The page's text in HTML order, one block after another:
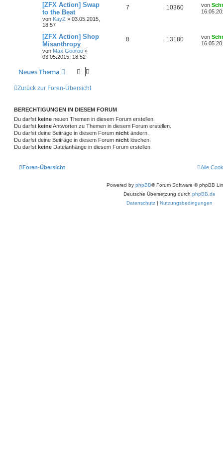
[ZFX Action] Swap
to the Beat
von KayZ » 03.05.2015,
18:57
7 10360 von
[ZFX Action] Shop
Misanthropy
von Max Gooroo »
03.05.2015, 18:52
8 13180 von
Neues Thema
Zurück zur Foren-Übersicht
BERECHTIGUNGEN IN DIESEM FORUM
Du darfst keine neuen Themen in diesem Forum erstellen.
Du darfst keineAntworten zu Themen in diesem Forum erstellen.
Du darfst deine Beiträge in diesem Forum nicht ändern.
Du darfst deine Beiträge in diesem Forum nicht löschen.
Du darfst keine Dateianhänge in diesem Forum erstellen.
Foren-Übersicht Alle
Powered by phpBB® Forum Software © phpBB
Deutsche Übersetzung durch phpBB.de
Datenschutz | Nutzungsbedingungen